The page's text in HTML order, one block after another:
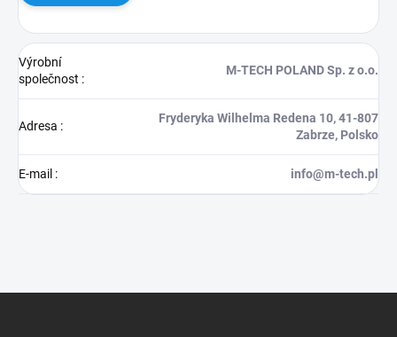
Výrobní
společnost :
M-TECH POLAND Sp. z o.o.
Adresa :
Fryderyka Wilhelma Redena 10, 41-807
Zabrze, Polsko
E-mail : info@m-tech.pl